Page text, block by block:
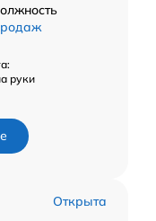
руки
Открыта